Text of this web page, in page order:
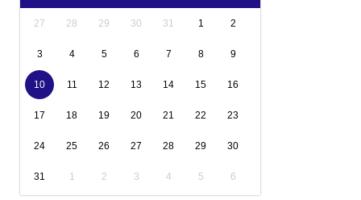
27 28 29 30 31 1 2
3 4 5 6 7 8 9
10 11 12 13 14 15 16
17 18 19 20 21 22 23
24 25 26 27 28 29 30
31 1 2 3 4 5 6